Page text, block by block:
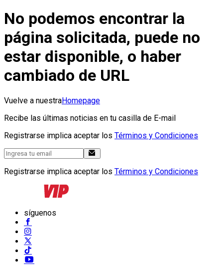
No podemos encontrar la
página solicitada, puede no
estar disponible, o haber
cambiado de URL
Vuelve a nuestraHomepage
Recibe las últimas noticias en tu casilla de E-mail
Registrarse implica aceptar los Términos y Condiciones
Registrarse implica aceptar los Términos y Condiciones
síguenos